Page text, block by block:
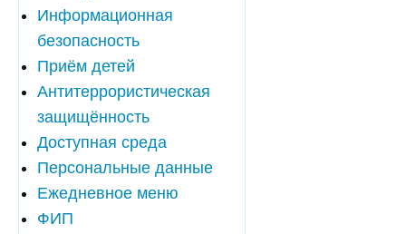
Информационная
безопасность
Приём детей
Антитеррористическая
защищённость
Доступная среда
Персональные данные
Ежедневное меню
ФИП